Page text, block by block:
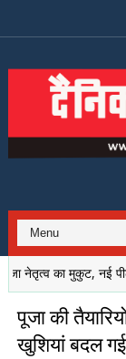
का मुकुट, नई पीढ़ी ने
पूजा की
खुशियां बदल